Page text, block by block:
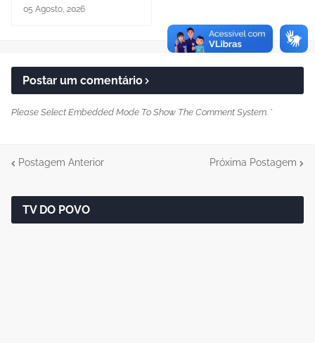
05 Agosto, 2026
Postar um comentário
Please Select Embedded Mode To Show The Comment System. *
Postagem Anterior Próxima Postagem
TV DO POVO